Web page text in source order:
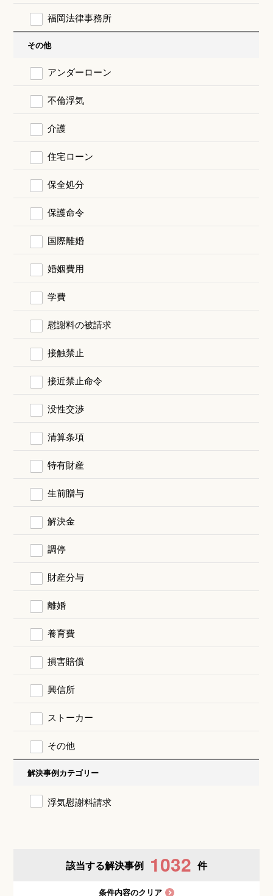
福岡法律事務所
その他
アンダーローン
不倫浮気
介護
住宅ローン
保全処分
保護命令
国際離婚
婚姻費用
学費
慰謝料の被請求
接触禁止
接近禁止命令
没性交渉
清算条項
特有財産
生前贈与
解決金
調停
財産分与
離婚
養育費
損害賠償
興信所
ストーカー
その他
解決事例カテゴリー
浮気慰謝料請求
該当する解決事例 1032 件
条件内容のクリア